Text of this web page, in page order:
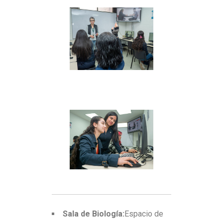
Sala de Biología:Espacio de